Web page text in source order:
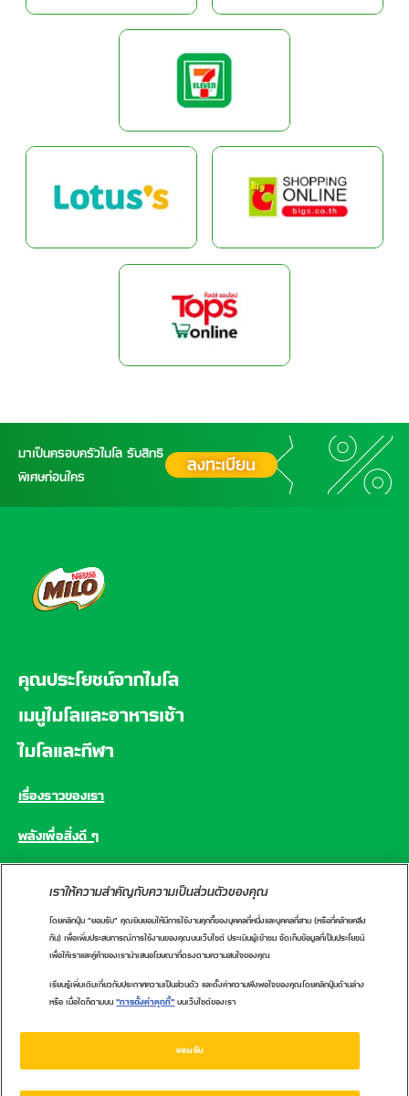
มาเป็นครอบครัวไมโล รับสิทธิ
พิเศษก่อนใคร
ลงทะเบียน
คุณประโยชน์จากไมโล
เมนูไมโลและอาหารเช้า
ไมโลและกีฬา
เรื่องราวของเรา
พลังเพื่อสิ่งดี ๆ
CONNECT WITH US
ศูนย์ข้อมูลผู้บริโภคเนสท์เล่
เราให้ความสำคัญกับความเป็นส่วนตัวของคุณ
โดยคลิกปุ่ม "ยอมรับ" คุณยินยอมให้มีการใช้งานคุกกี้ของบุคคลที่หนึ่งและบุคคลที่สาม (หรือที่คล้ายคลึง
กัน) เพื่อเพิ่มประสบการณ์การใช้งานของคุณบนเว็บไซต์ ประเมินผู้เข้าชม จัดเก็บข้อมูลที่เป็นประโยชน์
เพื่อให้เราและคู่ค้าของเรานำเสนอโฆษณาที่ตรงตามความสนใจของคุณ
เรียนรู้เพิ่มเติมเกี่ยวกับประกาศความเป็นส่วนตัว และตั้งค่าความพึงพอใจของคุณโดยคลิกปุ่มด้านล่าง
หรือ เมื่อใดก็ตามบน"การตั้งค่าคุกกี้"บนเว็บไซต์ของเรา
ยอมรับ